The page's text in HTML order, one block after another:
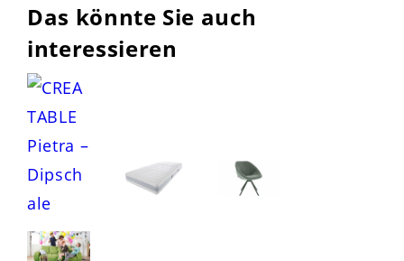
Das könnte Sie auch
interessieren